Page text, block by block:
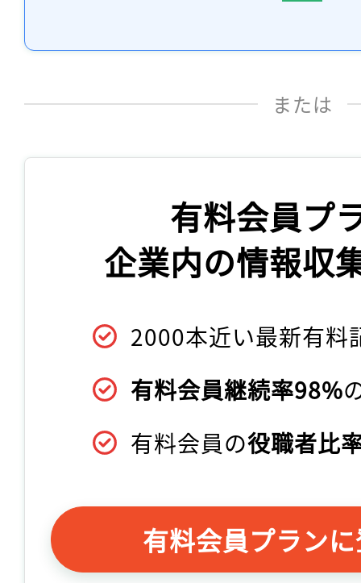
または
有料会員プ
企業内の情報収
2000本近い最新有料
有料会員継続率98%
有料会員の役職者比
有料会員プラン